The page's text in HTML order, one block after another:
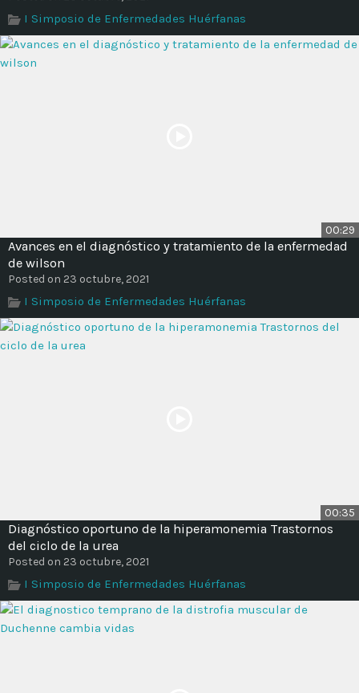
Time
I Simposio de Enfermedades Huérfanas
00:29
Avances en el diagnóstico y tratamiento de la enfermedad
de wilson
Posted on 23 octubre, 2021
I Simposio de Enfermedades Huérfanas
00:35
Diagnóstico oportuno de la hiperamonemia Trastornos
del ciclo de la urea
Posted on 23 octubre, 2021
I Simposio de Enfermedades Huérfanas